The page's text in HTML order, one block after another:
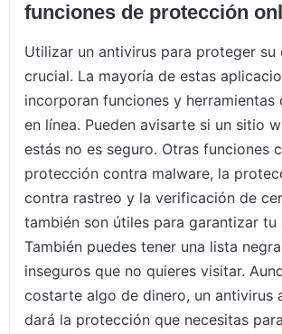
funciones de protección
Utilizar un antivirus para proteger su
crucial. La mayoría de estas
incorporan funciones y
en línea. Pueden avisarte si un sitio
estás no es seguro. Otras funciones
protección contra malware, la
contra rastreo y la verificación de
también son útiles para garantizar tu
También puedes tener una lista
inseguros que no quieres visitar.
costarte algo de dinero, un antivirus
dará la protección que necesitas